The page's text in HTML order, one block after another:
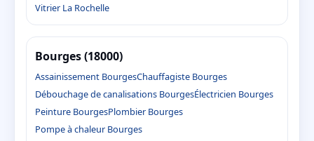
Vitrier La Rochelle
Bourges (18000)
Assainissement BourgesChauffagiste Bourges
Débouchage de canalisations BourgesÉlectricien Bourges
Peinture BourgesPlombier Bourges
Pompe à chaleur Bourges